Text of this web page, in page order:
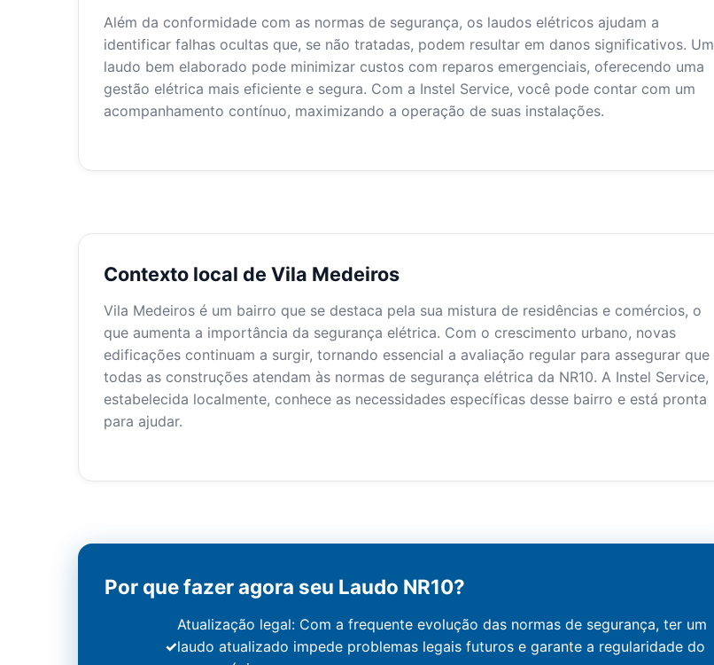
Além da conformidade com as normas de segurança, os laudos elétricos ajudam a
identificar falhas ocultas que, se não tratadas, podem resultar em danos significativos. Um
laudo bem elaborado pode minimizar custos com reparos emergenciais, oferecendo uma
gestão elétrica mais eficiente e segura. Com a Instel Service, você pode contar com um
acompanhamento contínuo, maximizando a operação de suas instalações.
Contexto local de Vila Medeiros
Vila Medeiros é um bairro que se destaca pela sua mistura de residências e comércios, o
que aumenta a importância da segurança elétrica. Com o crescimento urbano, novas
edificações continuam a surgir, tornando essencial a avaliação regular para assegurar que
todas as construções atendam às normas de segurança elétrica da NR10. A Instel Service,
estabelecida localmente, conhece as necessidades específicas desse bairro e está pronta
para ajudar.
Por que fazer agora seu Laudo NR10?
Atualização legal: Com a frequente evolução das normas de segurança, ter um
laudo atualizado impede problemas legais futuros e garante a regularidade do